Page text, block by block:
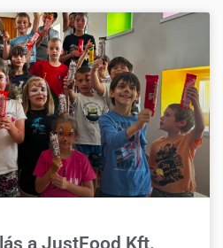
a JustFood Kft.